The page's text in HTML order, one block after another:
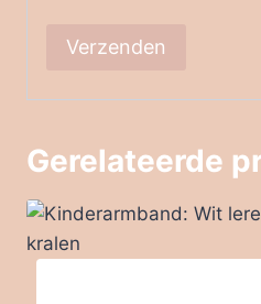
Gerelateerde